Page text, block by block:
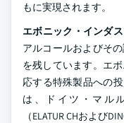
もに実現されます。
エボニック・インダ
アルコールおよびそ
を残しています。エ
応する特殊製品への
は、ドイツ・マル
（ELATUR CHおよび